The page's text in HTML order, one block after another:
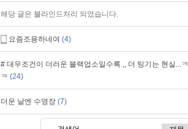
해당 글은 블라인드처리 되었습니다.
요즘조용하네여 (4)
# 대우조건이 더러운 블랙업소일수록 ,, 더 팅기는 현실...ㅋ
ㅋ (24)
더운 날엔 수영장 (7)